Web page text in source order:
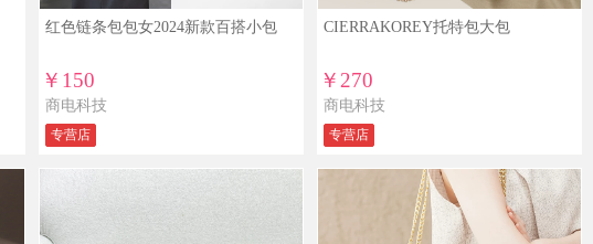
红色链条包包女2024新款百搭小包
￥150
商电科技
专营店
CIERRAKOREY托特包大包
￥270
商电科技
专营店